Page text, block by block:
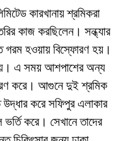
কারখানায় শ্রমিকরা
কাজ করছিলেন। সন্ধ্যার
গরম হওয়ায় বিস্ফোরণ হয়।
এ সময় আশপাশের অন্য
করে। আগুনে দুই শ্রমিক
করে সফিপুর এলাকার
ভর্তি করে। সেখানে তাদের